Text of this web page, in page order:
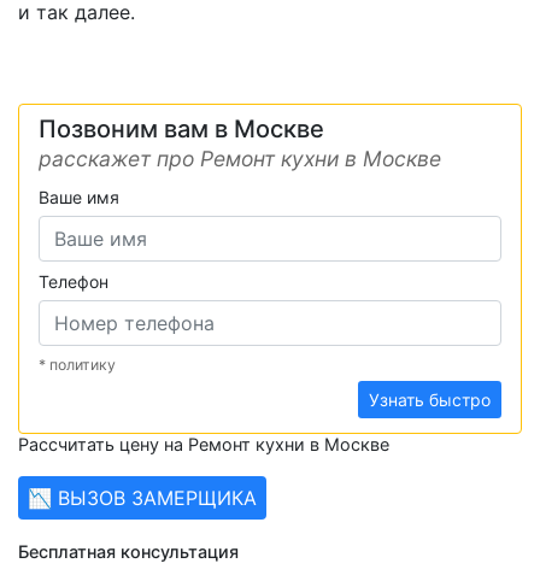
и так далее.
Позвоним вам в Москве
расскажет про Ремонт кухни в Москве
Ваше имя
Телефон
* политику
Узнать быстро
Рассчитать цену на Ремонт кухни в Москве
📉 ВЫЗОВ ЗАМЕРЩИКА
Бесплатная консультация